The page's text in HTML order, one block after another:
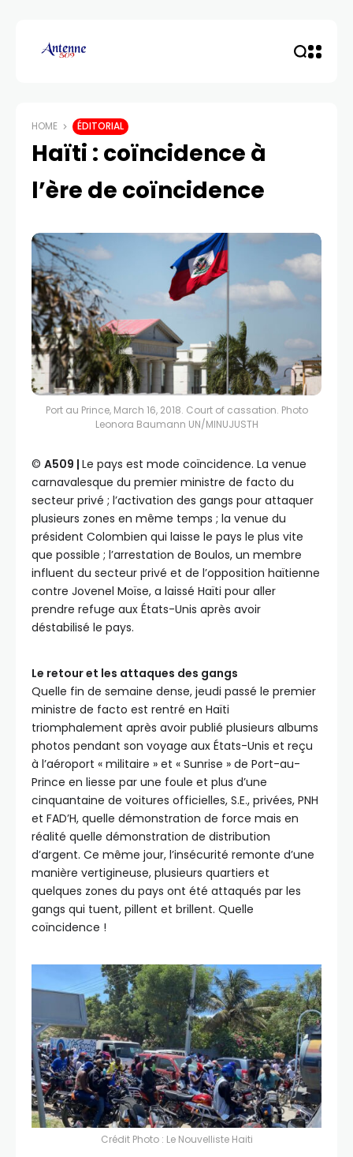
HOME ÉDITORIAL
Haïti : coïncidence à
l’ère de coïncidence
Port au Prince, March 16, 2018. Court of cassation. Photo
Leonora Baumann UN/MINUJUSTH
©️ A509 | Le pays est mode coïncidence. La venue
carnavalesque du premier ministre de facto du
secteur privé ; l’activation des gangs pour attaquer
plusieurs zones en même temps ; la venue du
président Colombien qui laisse le pays le plus vite
que possible ; l’arrestation de Boulos, un membre
influent du secteur privé et de l’opposition haïtienne
contre Jovenel Moïse, a laissé Haïti pour aller
prendre refuge aux États-Unis après avoir
déstabilisé le pays.
Le retour et les attaques des gangs
Quelle fin de semaine dense, jeudi passé le premier
ministre de facto est rentré en Haïti
triomphalement après avoir publié plusieurs albums
photos pendant son voyage aux États-Unis et reçu
à l’aéroport « militaire » et « Sunrise » de Port-au-
Prince en liesse par une foule et plus d’une
cinquantaine de voitures officielles, S.E., privées, PNH
et FAD’H, quelle démonstration de force mais en
réalité quelle démonstration de distribution
d’argent. Ce même jour, l’insécurité remonte d’une
manière vertigineuse, plusieurs quartiers et
quelques zones du pays ont été attaqués par les
gangs qui tuent, pillent et brillent. Quelle
coïncidence !
Crédit Photo : Le Nouvelliste Haiti